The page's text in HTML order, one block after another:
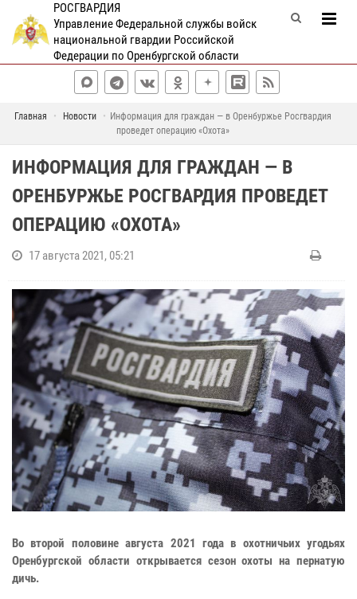
РОСГВАРДИЯ
Управление Федеральной службы войск
национальной гвардии Российской
Федерации по Оренбургской области
Главная Новости
Информация для граждан — в Оренбуржье Росгвардия
проведет операцию «Охота»
ИНФОРМАЦИЯ ДЛЯ ГРАЖДАН — В
ОРЕНБУРЖЬЕ РОСГВАРДИЯ ПРОВЕДЕТ
ОПЕРАЦИЮ «ОХОТА»
17 августа 2021, 05:21
Во второй половине августа 2021 года в охотничьих угодьях
Оренбургской области открывается сезон охоты на пернатую
дичь.